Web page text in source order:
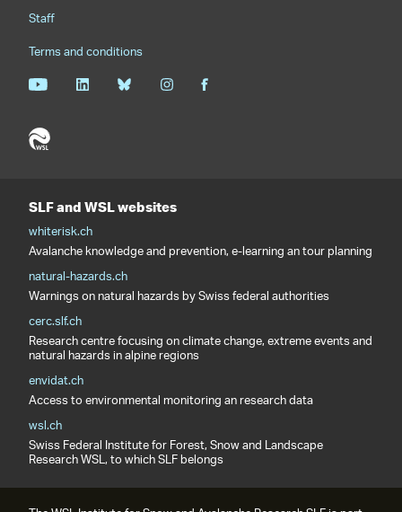
Staff
Terms and conditions
SLF and WSL websites
whiterisk.ch
Avalanche knowledge and prevention, e-learning an tour planning
natural-hazards.ch
Warnings on natural hazards by Swiss federal authorities
cerc.slf.ch
Research centre focusing on climate change, extreme events and
natural hazards in alpine regions
envidat.ch
Access to environmental monitoring an research data
wsl.ch
Swiss Federal Institute for Forest, Snow and Landscape
Research WSL, to which SLF belongs